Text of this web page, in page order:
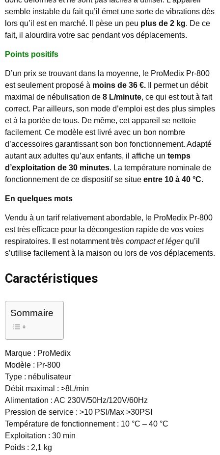
semble instable du fait qu’il émet une sorte de vibrations dès
lors qu’il est en marché. Il pèse un peu plus de 2 kg. De ce
fait, il alourdira votre sac pendant vos déplacements.
Points positifs
D’un prix se trouvant dans la moyenne, le ProMedix Pr-800
est seulement proposé à moins de 36 €. Il permet un débit
maximal de nébulisation de 8 L/minute, ce qui est tout à fait
correct. Par ailleurs, son mode d’emploi est des plus simples
et à la portée de tous. De même, cet appareil se nettoie
facilement. Ce modèle est livré avec un bon nombre
d’accessoires garantissant son bon fonctionnement. Adapté
autant aux adultes qu’aux enfants, il affiche un temps
d’exploitation de 30 minutes. La température nominale de
fonctionnement de ce dispositif se situe entre 10 à 40 °C.
En quelques mots
Vendu à un tarif relativement abordable, le ProMedix Pr-800
est très efficace pour la décongestion rapide de vos voies
respiratoires. Il est notamment très compact et légerqu’il
s’utilise facilement à la maison ou lors de vos déplacements.
Caractéristiques
Sommaire
Marque : ProMedix
Modèle : Pr-800
Type : nébulisateur
Débit maximal : >8L/min
Alimentation : AC 230V/50Hz/120V/60Hz
Pression de service : >10 PSI/Max >30PSI
Température de fonctionnement : 10 °C – 40 °C
Exploitation : 30 min
Poids : 2,1 kg